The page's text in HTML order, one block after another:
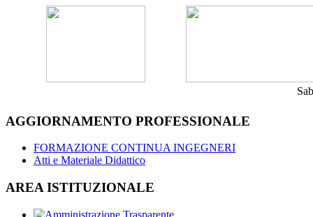
AGGIORNAMENTO PROFESSIONALE
FORMAZIONE CONTINUA INGEGNERI
Atti e Materiale Didattico
AREA ISTITUZIONALE